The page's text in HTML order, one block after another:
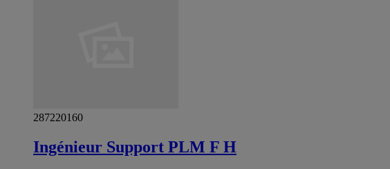
287220160
Ingénieur Support PLM F H